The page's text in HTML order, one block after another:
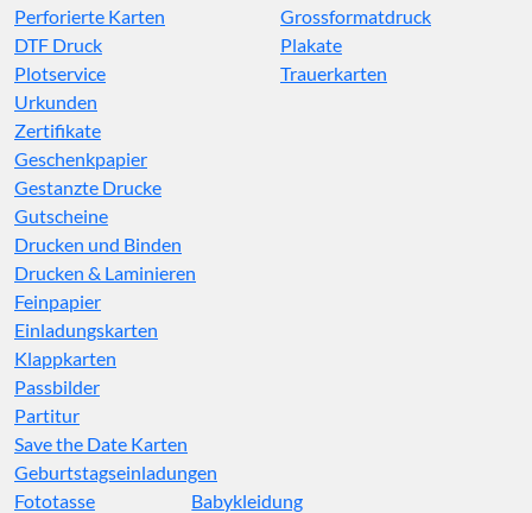
Perforierte Karten
DTF Druck
Plotservice
Grossformatdruck
Plakate
Trauerkarten
Urkunden
Zertifikate
Geschenkpapier
Gestanzte Drucke
Gutscheine
Drucken und Binden
Drucken & Laminieren
Feinpapier
Einladungskarten
Klappkarten
Passbilder
Partitur
Save the Date Karten
Geburtstagseinladungen
Fototasse
Babykleidung